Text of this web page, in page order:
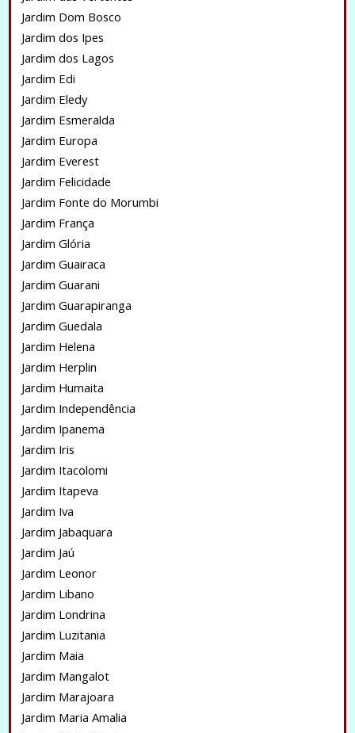
Jardim Dom Bosco
Jardim dos Ipes
Jardim dos Lagos
Jardim Edi
Jardim Eledy
Jardim Esmeralda
Jardim Europa
Jardim Everest
Jardim Felicidade
Jardim Fonte do Morumbi
Jardim França
Jardim Glória
Jardim Guairaca
Jardim Guarani
Jardim Guarapiranga
Jardim Guedala
Jardim Helena
Jardim Herplin
Jardim Humaita
Jardim Independência
Jardim Ipanema
Jardim Iris
Jardim Itacolomi
Jardim Itapeva
Jardim Iva
Jardim Jabaquara
Jardim Jaú
Jardim Leonor
Jardim Libano
Jardim Londrina
Jardim Luzitania
Jardim Maia
Jardim Mangalot
Jardim Marajoara
Jardim Maria Amalia